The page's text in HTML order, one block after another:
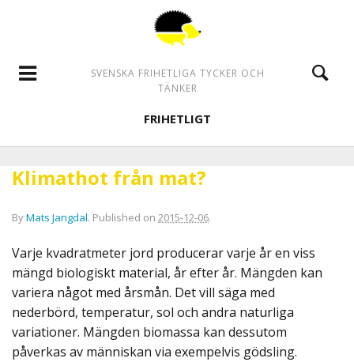
SVENSKA FRIHETLIGA TYCKER OCH
TÄNKER
FRIHETLIGT
Klimathot från mat?
ByMats Jangdal. Published on 2015-12-06.
Varje kvadratmeter jord producerar varje år en viss
mängd biologiskt material, år efter år. Mängden kan
variera något med årsmån. Det vill säga med
nederbörd, temperatur, sol och andra naturliga
variationer. Mängden biomassa kan dessutom
påverkas av människan via exempelvis gödsling.